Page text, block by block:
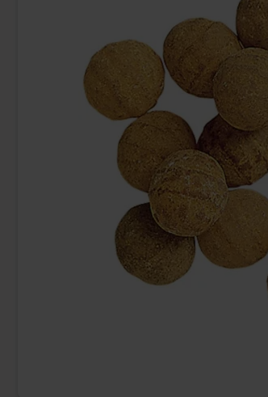
Jake Jelly Mania Carrots 1kg
13.98 EUR